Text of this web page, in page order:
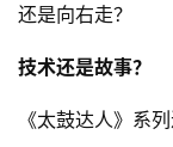
还是向右走？
技术还是故事？
《太鼓达人》系